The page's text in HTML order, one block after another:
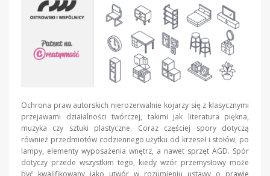
Ochrona praw autorskich nierozerwalnie kojarzy się z klasycznymi
przejawami działalności twórczej, takimi jak literatura piękna,
muzyka czy sztuki plastyczne. Coraz częściej spory dotyczą
również przedmiotów codziennego użytku od krzeseł i stołów, po
lampy, elementy wyposażenia wnętrz, a nawet sprzęt AGD. Spór
dotyczy przede wszystkim tego, kiedy wzór przemysłowy może